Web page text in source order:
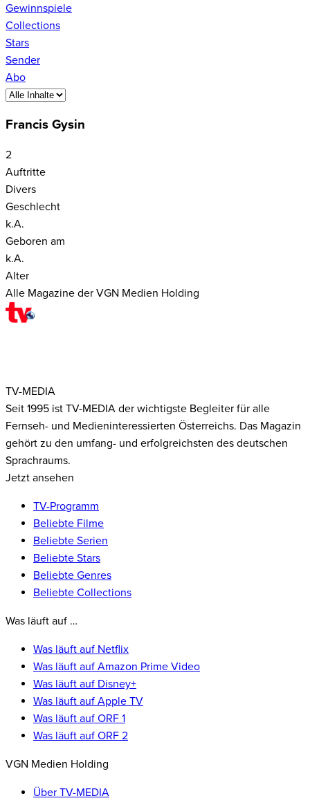
Gewinnspiele
Collections
Stars
Sender
Abo
Francis Gysin
2
Auftritte
Divers
Geschlecht
k.A.
Geboren am
k.A.
Alter
Alle Magazine der VGN Medien Holding
TV-MEDIA
Seit 1995 ist TV-MEDIA der wichtigste Begleiter für alle
Fernseh- und Medieninteressierten Österreichs. Das Magazin
gehört zu den umfang- und erfolgreichsten des deutschen
Sprachraums.
Jetzt ansehen
TV-Programm
Beliebte Filme
Beliebte Serien
Beliebte Stars
Beliebte Genres
Beliebte Collections
Was läuft auf …
Was läuft auf Netflix
Was läuft auf Amazon Prime Video
Was läuft auf Disney+
Was läuft auf Apple TV
Was läuft auf ORF 1
Was läuft auf ORF 2
VGN Medien Holding
Über TV-MEDIA